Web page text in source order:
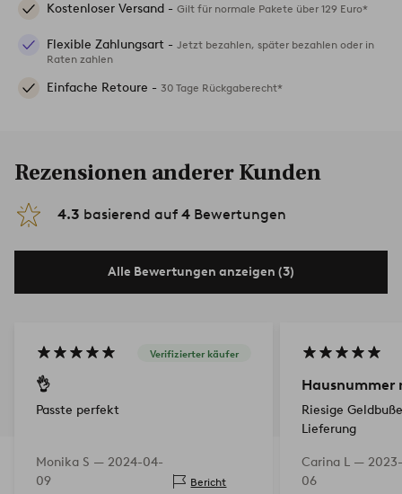
Kostenloser Versand - Gilt für normale Pakete über 129 Euro*
Flexible Zahlungsart - Jetzt bezahlen, später bezahlen oder in
Raten zahlen
Einfache Retoure - 30 Tage Rückgaberecht*
Rezensionen anderer Kunden
4.3 basierend auf 4 Bewertungen
Alle Bewertungen anzeigen (3)
Verifizierter käufer
👌
Passte perfekt
Monika S — 2024-04-
09
Bericht
Hausnummer
Riesige
Lieferung
Carina L —
06